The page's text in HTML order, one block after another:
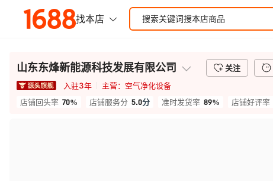
山东东烽新能源科技发展有限公司 关注
入驻3年 主营： 空气净化设备
店铺回头率 70% 店铺服务分 5.0分 准时发货率 89% 店铺好评率